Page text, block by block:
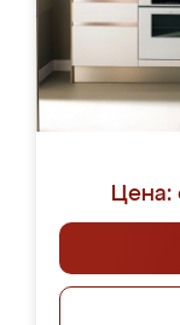
Цена: